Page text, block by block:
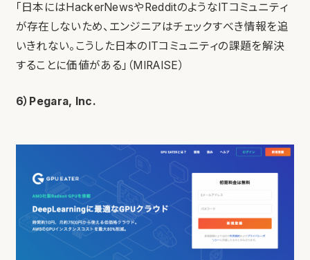
「日本にはHackerNewsやRedditのようなITコミュニティ
が存在しないため、エンジニアはチェックすべき情報を追
いきれない。こうした日本のITコミュニティの課題を解決
することに価値がある」（MIRAISE）
6）Pegara, Inc.